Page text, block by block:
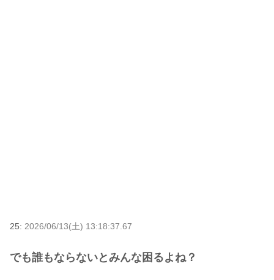
25: 2026/06/13(土) 13:18:37.67
でも誰もならないとみんな困るよね？